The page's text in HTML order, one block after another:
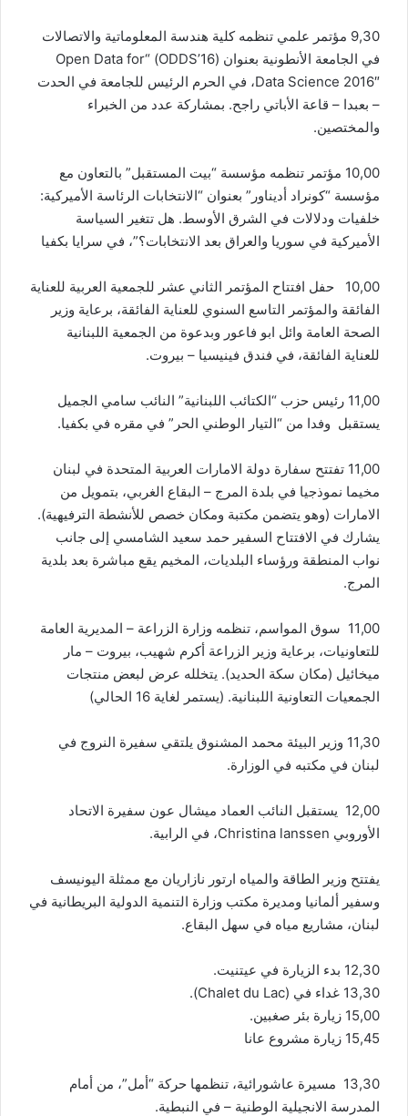
9,30 مؤتمر علمي تنظمه كلية هندسة المعلوماتية والاتصالات
في الجامعة الأنطونية بعنوان (ODDS’16) “Open Data for
Data Science 2016″، في الحرم الرئيس للجامعة في الحدت
– بعبدا – قاعة الأباتي راجح. بمشاركة عدد من الخبراء
والمختصين.
10,00 مؤتمر تنظمه مؤسسة “بيت المستقبل” بالتعاون مع
مؤسسة “كونراد أديناور” بعنوان “الانتخابات الرئاسة الأميركية:
خلفيات ودلالات في الشرق الأوسط. هل تتغير السياسة
الأميركية في سوريا والعراق بعد الانتخابات؟”، في سرايا بكفيا
10,00 حفل افتتاح المؤتمر الثاني عشر للجمعية العربية للعناية
الفائقة والمؤتمر التاسع السنوي للعناية الفائقة، برعاية وزير
الصحة العامة وائل ابو فاعور وبدعوة من الجمعية اللبنانية
للعناية الفائقة، في فندق فينيسيا – بيروت.
11,00 رئيس حزب “الكتائب اللبنانية” النائب سامي الجميل
يستقبل وفدا من “التيار الوطني الحر” في مقره في بكفيا.
11,00 تفتتح سفارة دولة الامارات العربية المتحدة في لبنان
مخيما نموذجيا في بلدة المرج – البقاع الغربي، بتمويل من
الامارات (وهو يتضمن مكتبة ومكان خصص للأنشطة الترفيهية).
يشارك في الافتتاح السفير حمد سعيد الشامسي إلى جانب
نواب المنطقة ورؤساء البلديات، المخيم يقع مباشرة بعد بلدية
المرج.
11,00 سوق المواسم، تنظمه وزارة الزراعة – المديرية العامة
للتعاونيات، برعاية وزير الزراعة أكرم شهيب، بيروت – مار
ميخائيل (مكان سكة الحديد). يتخلله عرض لبعض منتجات
الجمعيات التعاونية اللبنانية. (يستمر لغاية 16 الحالي)
11,30 وزير البيئة محمد المشنوق يلتقي سفيرة النروج في
لبنان في مكتبه في الوزارة.
12,00 يستقبل النائب العماد ميشال عون سفيرة الاتحاد
الأوروبي Christina lanssen، في الرابية.
يفتتح وزير الطاقة والمياه ارتور نازاريان مع ممثلة اليونيسف
وسفير ألمانيا ومديرة مكتب وزارة التنمية الدولية البريطانية في
لبنان، مشاريع مياه في سهل البقاع.
12,30 بدء الزيارة في عيتنيت.
13,30 غداء في (Chalet du Lac).
15,00 زيارة بئر صغبين.
15,45 زيارة مشروع عانا
13,30 مسيرة عاشورائية، تنظمها حركة “أمل”، من أمام
المدرسة الانجيلية الوطنية – في النبطية.